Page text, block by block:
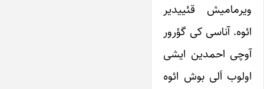
ویرمامیش قئییدیر
ائوه. آناسی کی گؤرور
آوچی احمدین ایشی
اولوب اَلی بوش ائوه